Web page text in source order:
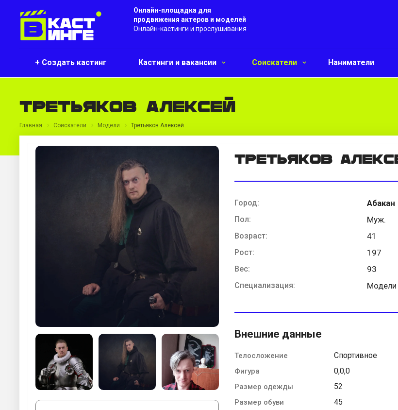
Онлайн-площадка для
продвижения актеров и моделей
Онлайн-кастинги и прослушивания
+ Создать кастинг Кастинги и вакансии Соискатели Наниматели
Третьяков Алексей
Главная Соискатели Модели Третьяков Алексей
Третьяков
Город: Абакан
Пол: Муж.
Возраст: 41
Рост: 197
Вес: 93
Специализация: Модели
Внешние данные
Телосложение Спортивное
Фигура 0,0,0
Размер одежды 52
Размер обуви 45